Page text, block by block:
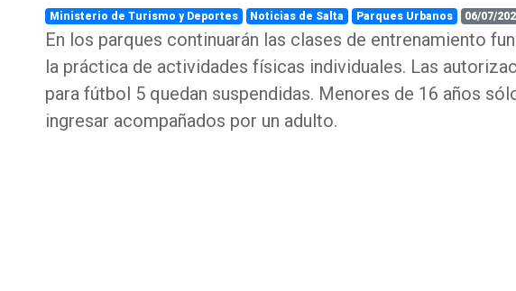
Ministerio de Turismo y Deportes Noticias de Salta Parques Urbanos 06/07/
En los parques continuarán las clases de entrenamiento
la práctica de actividades físicas individuales. Las
para fútbol 5 quedan suspendidas. Menores de 16 años
ingresar acompañados por un adulto.